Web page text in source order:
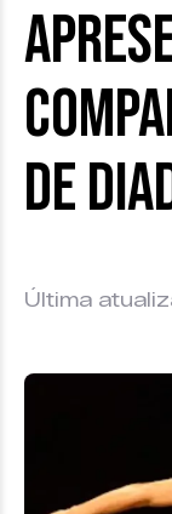
de
Última